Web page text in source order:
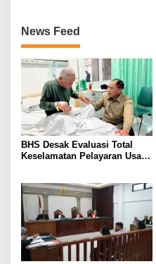
News Feed
BHS Desak Evaluasi Total
Keselamatan Pelayaran Usai